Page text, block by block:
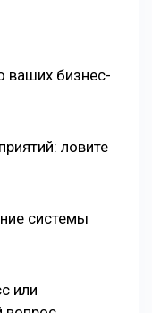
ваших бизнес-
ловите
системы
или